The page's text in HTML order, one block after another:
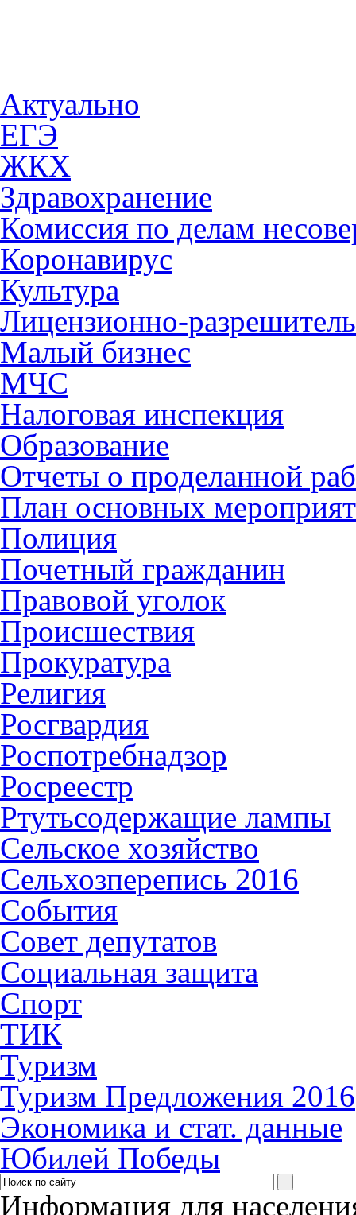
Актуально
ЕГЭ
ЖКХ
Здравохранение
Комиссия по делам
Коронавирус
Культура
Лицензионно-
Малый бизнес
МЧС
Налоговая инспекция
Образование
Отчеты о проделанной
План основных
Полиция
Почетный гражданин
Правовой уголок
Происшествия
Прокуратура
Религия
Росгвардия
Роспотребнадзор
Росреестр
Ртутьсодержащие лампы
Сельское хозяйство
Сельхозперепись 2016
События
Совет депутатов
Социальная защита
Спорт
ТИК
Туризм
Туризм Предложения 2016
Экономика и стат. данные
Юбилей Победы
Информация для